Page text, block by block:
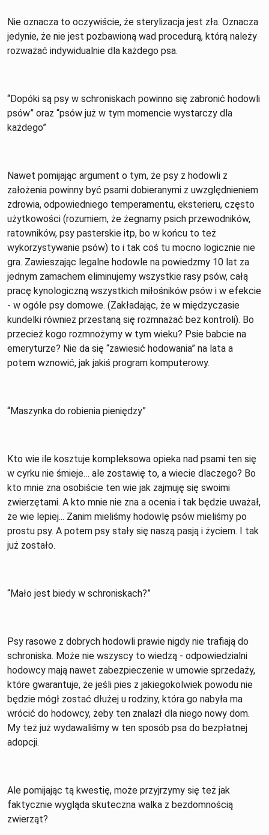
Nie oznacza to oczywiście, że sterylizacja jest zła. Oznacza
jedynie, że nie jest pozbawioną wad procedurą, którą należy
rozważać indywidualnie dla każdego psa.
“Dopóki są psy w schroniskach powinno się zabronić hodowli
psów” oraz “psów już w tym momencie wystarczy dla
każdego”
Nawet pomijając argument o tym, że psy z hodowli z
założenia powinny być psami dobieranymi z uwzględnieniem
zdrowia, odpowiedniego temperamentu, eksterieru, często
użytkowości (rozumiem, że żegnamy psich przewodników,
ratowników, psy pasterskie itp, bo w końcu to też
wykorzystywanie psów) to i tak coś tu mocno logicznie nie
gra. Zawieszając legalne hodowle na powiedzmy 10 lat za
jednym zamachem eliminujemy wszystkie rasy psów, całą
pracę kynologiczną wszystkich miłośników psów i w efekcie
- w ogóle psy domowe. (Zakładając, że w międzyczasie
kundelki również przestaną się rozmnażać bez kontroli). Bo
przecież kogo rozmnożymy w tym wieku? Psie babcie na
emeryturze? Nie da się “zawiesić hodowania” na lata a
potem wznowić, jak jakiś program komputerowy.
“Maszynka do robienia pieniędzy”
Kto wie ile kosztuje kompleksowa opieka nad psami ten się
w cyrku nie śmieje… ale zostawię to, a wiecie dlaczego? Bo
kto mnie zna osobiście ten wie jak zajmuję się swoimi
zwierzętami. A kto mnie nie zna a ocenia i tak będzie uważał,
że wie lepiej... Zanim mieliśmy hodowlę psów mieliśmy po
prostu psy. A potem psy stały się naszą pasją i życiem. I tak
już zostało.
“Mało jest biedy w schroniskach?”
Psy rasowe z dobrych hodowli prawie nigdy nie trafiają do
schroniska. Może nie wszyscy to wiedzą - odpowiedzialni
hodowcy mają nawet zabezpieczenie w umowie sprzedaży,
które gwarantuje, że jeśli pies z jakiegokolwiek powodu nie
będzie mógł zostać dłużej u rodziny, która go nabyła ma
wrócić do hodowcy, żeby ten znalazł dla niego nowy dom.
My też już wydawaliśmy w ten sposób psa do bezpłatnej
adopcji.
Ale pomijając tą kwestię, może przyjrzymy się też jak
faktycznie wygląda skuteczna walka z bezdomnością
zwierząt?